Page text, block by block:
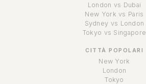
London vs Dubai
New York vs Paris
Sydney vs London
Tokyo vs Singapore
CITTÀ POPOLARI
New York
London
Tokyo